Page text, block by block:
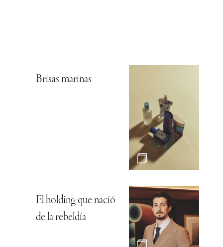
Brisas marinas
El holding que nació
de la rebeldía